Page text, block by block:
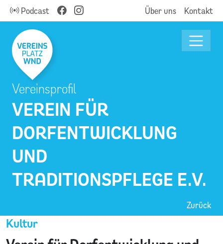
Podcast Über uns Kontakt
VEREIN FÜR
DORFENTWICKLUNG
UND
TRADITIONSPFLEGE E.V.
Vereinsprofil
Zurück
Kultur